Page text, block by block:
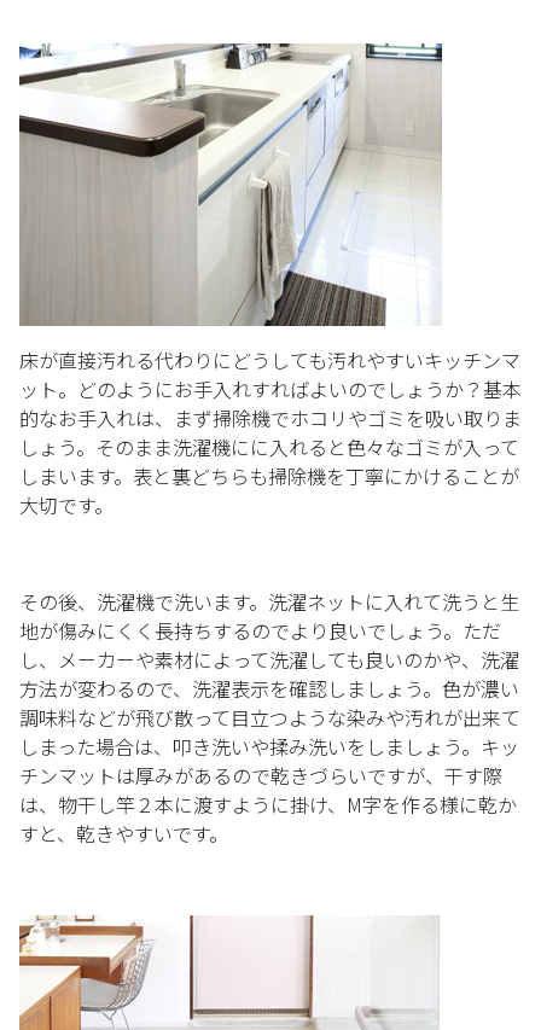
床が直接汚れる代わりにどうしても汚れやすいキッチンマ
ット。どのようにお手入れすればよいのでしょうか？基本
的なお手入れは、まず掃除機でホコリやゴミを吸い取りま
しょう。そのまま洗濯機にに入れると色々なゴミが入って
しまいます。表と裏どちらも掃除機を丁寧にかけることが
大切です。
その後、洗濯機で洗います。洗濯ネットに入れて洗うと生
地が傷みにくく長持ちするのでより良いでしょう。ただ
し、メーカーや素材によって洗濯しても良いのかや、洗濯
方法が変わるので、洗濯表示を確認しましょう。色が濃い
調味料などが飛び散って目立つような染みや汚れが出来て
しまった場合は、叩き洗いや揉み洗いをしましょう。キッ
チンマットは厚みがあるので乾きづらいですが、干す際
は、物干し竿２本に渡すように掛け、M字を作る様に乾か
すと、乾きやすいです。